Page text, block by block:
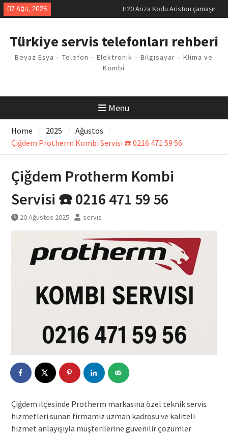
Skip
to
07 Ağu, 2026
H20 Arıza Kodu Ariston çamaşır
makinesi Sorunu
Arçelik buzdolabı F5 Hatası
Vaillant çamaşır makinesi E03
Arıza Kodu
Türkiye servis telefonları rehberi
Beyaz Eşya – Telefon – Elektronik – Bilgisayar – Klima ve
Kombi
Menu
Home 2025
Ağustos
Çiğdem Protherm Kombi Servisi ☎️ 0216 471 59 56
Çiğdem Protherm Kombi
Servisi ☎️ 0216 471 59 56
20 Ağustos 2025 servis
Çiğdem ilçesinde Protherm markasına özel teknik servis
hizmetleri sunan firmamız uzman kadrosu ve kaliteli
hizmet anlayışıyla müşterilerine güvenilir çözümler